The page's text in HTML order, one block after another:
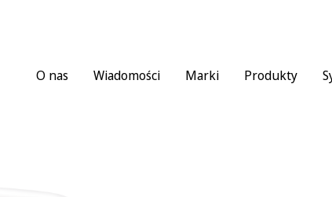
O nas Wiadomości Marki Produkty